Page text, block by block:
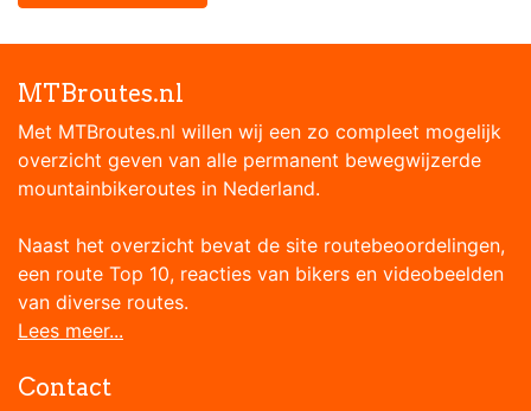
MTBroutes.nl
Met MTBroutes.nl willen wij een zo compleet mogelijk
overzicht geven van alle permanent bewegwijzerde
mountainbikeroutes in Nederland.
Naast het overzicht bevat de site routebeoordelingen,
een route Top 10, reacties van bikers en videobeelden
van diverse routes.
Lees meer...
Contact